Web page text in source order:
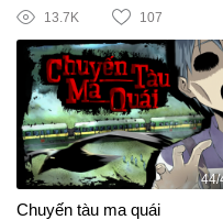
13.7K 107
44/
Chuyến tàu ma quái